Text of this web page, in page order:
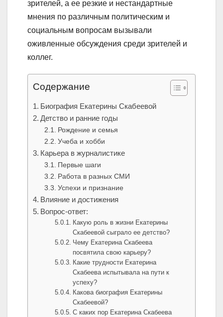
зрителей, а ее резкие и нестандартные
мнения по различным политическим и
социальным вопросам вызывали
оживленные обсуждения среди зрителей и
коллег.
Содержание
Биография Екатерины Скабеевой
Детство и ранние годы
Рождение и семья
Учеба и хобби
Карьера в журналистике
Первые шаги
Работа в разных СМИ
Успехи и признание
Влияние и достижения
Вопрос-ответ:
Какую роль в жизни Екатерины
Скабеевой сыграло ее детство?
Чему Екатерина Скабеева
посвятила свою карьеру?
Какие трудности Екатерина
Скабеева испытывала на пути к
успеху?
Какова биография Екатерины
Скабеевой?
С каких пор Екатерина Скабеева